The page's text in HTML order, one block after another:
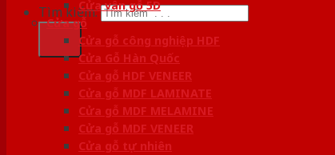
Tìm kiếm:Cửa vân gỗ 5D
Cửa gỗ
Cửa gỗ công nghiệp HDF
Cửa Gỗ Hàn Quốc
Cửa gỗ HDF VENEER
Cửa gỗ MDF LAMINATE
Cửa gỗ MDF MELAMINE
Cửa gỗ MDF VENEER
Cửa gỗ tự nhiên